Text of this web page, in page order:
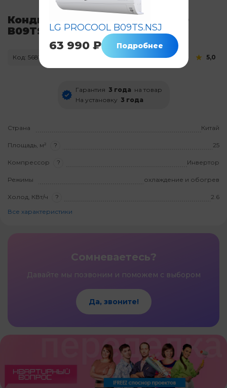
Кондиционер LG PROCOOL ECO
B09TS.NSAR
Код: 5681 5,0
Гарантия 3 года на товар
На установку 3 года
Страна Китай
Площадь, м² ? 25
Компрессор ? Инвертор
Режимы охлаждение и обогрев
Холод, КВт/ч ?
2.6
Все характеристики
Сомневаетесь?
Давайте мы позвоним и поможем с выбором
Да, звоните!
LG PROCOOL B09TS.NSJ
63 990 ₽ Подробнее